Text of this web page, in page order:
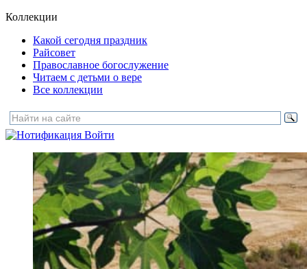
Коллекции
Какой сегодня праздник
Райсовет
Православное богослужение
Читаем с детьми о вере
Все коллекции
Войти